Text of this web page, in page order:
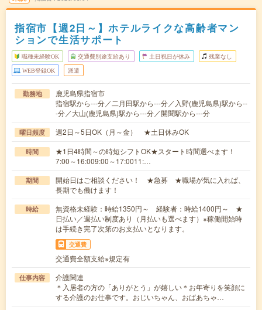
指宿市【週2日～】ホテルライクな高齢者マン
ションで生活サポート
職種未経験OK 交通費別途支給あり 土日祝日が休み 残業なし
WEB登録OK 派遣
勤務地
鹿児島県指宿市
指宿駅から---分／二月田駅から---分／入野(鹿児島県)駅から--
-分／大山(鹿児島県)駅から---分／開聞駅から---分
曜日頻度 週2日～5日OK（月～金） ★土日休みOK
時間
★1日4時間～の時短シフトOK★スタート時間選べます！
7:00～16:009:00～17:0011:…
期間
開始日はご相談ください！ ★急募 ★職場が気に入れば、
長期でも働けます！
時給
無資格未経験：時給1350円～ 経験者：時給1400円～ ★
日払い／週払い制度あり（月払いも選べます）※稼働開始時
は手続き完了次第のお支払いとなります。
交通費
交通費全額支給※規定有
仕事内容
介護関連
＊入居者の方の「ありがとう」が嬉しい＊お年寄りを笑顔に
する介護のお仕事です。おじいちゃん、おばあちゃ…